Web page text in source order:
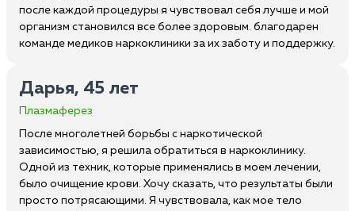
после каждой процедуры я чувствовал себя лучше и мой
организм становился все более здоровым. благодарен
команде медиков наркоклиники за их заботу и поддержку.
Дарья, 45 лет
Плазмаферез
После многолетней борьбы с наркотической
зависимостью, я решила обратиться в наркоклинику.
Одной из техник, которые применялись в моем лечении,
было очищение крови. Хочу сказать, что результаты были
просто потрясающими. Я чувствовала, как мое тело